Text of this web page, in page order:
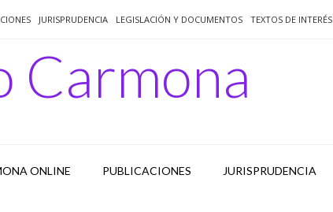
JURISPRUDENCIA LEGISLACIÓN Y DOCUMENTOS TEXTOS DE INTERÉS
Carmona
ONLINE PUBLICACIONES JURISPRUDENCIA